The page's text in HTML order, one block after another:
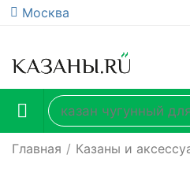
Москва
Главная / Казаны и